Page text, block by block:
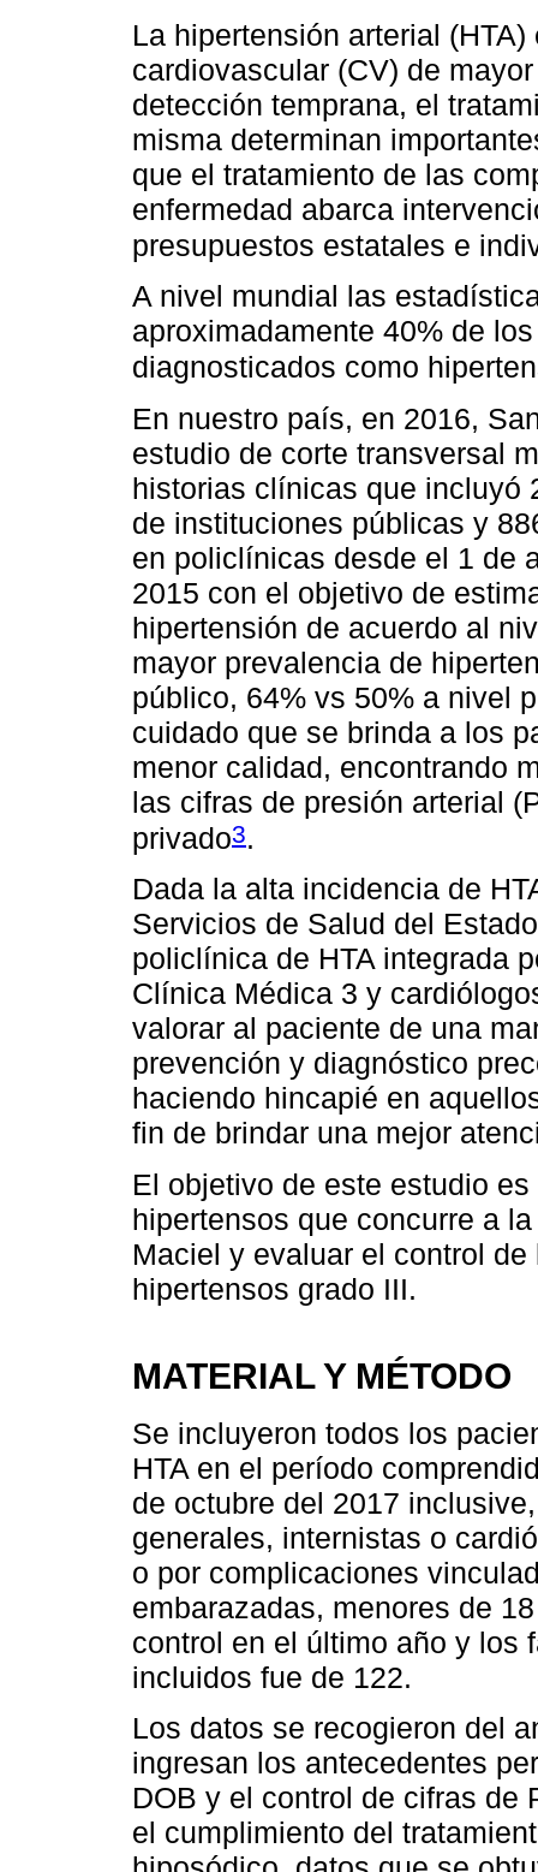
La hipertensión arterial
cardiovascular (CV) de
detección temprana, el
misma determinan
que el tratamiento de las
enfermedad abarca
presupuestos estatales e
A nivel mundial las
aproximadamente 40% de
diagnosticados como
En nuestro país, en 2016,
estudio de corte transversal
historias clínicas que incluyó
de instituciones públicas y
en policlínicas desde el 1 de
2015 con el objetivo de
hipertensión de acuerdo al
mayor prevalencia de
público, 64% vs 50% a nivel
cuidado que se brinda a los
menor calidad, encontrando
las cifras de presión arterial
privado3.
Dada la alta incidencia de
Servicios de Salud del
policlínica de HTA integrada
Clínica Médica 3 y
valorar al paciente de una
prevención y diagnóstico
haciendo hincapié en
fin de brindar una mejor
El objetivo de este estudio
hipertensos que concurre a
Maciel y evaluar el control
hipertensos grado III.
MATERIAL Y MÉTODO
Se incluyeron todos los
HTA en el período
de octubre del 2017
generales, internistas o
o por complicaciones
embarazadas, menores de
control en el último año y los
incluidos fue de 122.
Los datos se recogieron del
ingresan los antecedentes
DOB y el control de cifras de
el cumplimiento del